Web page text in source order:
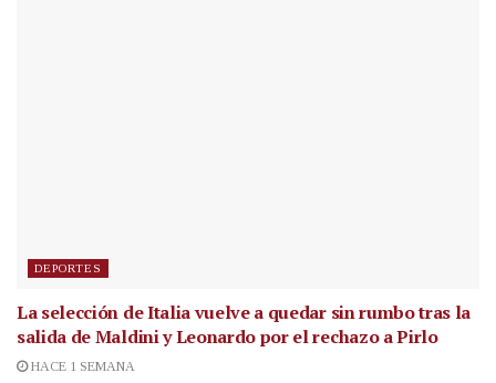
DEPORTES
La selección de Italia vuelve a quedar sin rumbo tras la
salida de Maldini y Leonardo por el rechazo a Pirlo
HACE 1 SEMANA